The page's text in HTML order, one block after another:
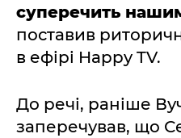
суперечить
поставив
в ефірі Happy TV.
До речі, раніше
заперечував, що